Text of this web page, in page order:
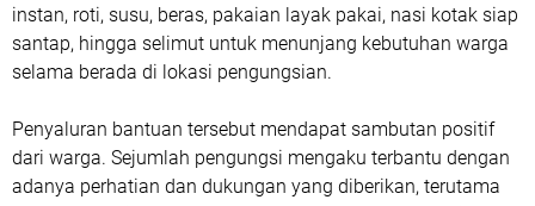
instan, roti, susu, beras, pakaian layak pakai, nasi kotak siap
santap, hingga selimut untuk menunjang kebutuhan warga
selama berada di lokasi pengungsian.
Penyaluran bantuan tersebut mendapat sambutan positif
dari warga. Sejumlah pengungsi mengaku terbantu dengan
adanya perhatian dan dukungan yang diberikan, terutama